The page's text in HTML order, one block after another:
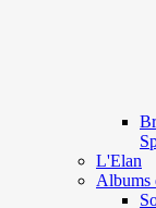
L'Elan
Albums